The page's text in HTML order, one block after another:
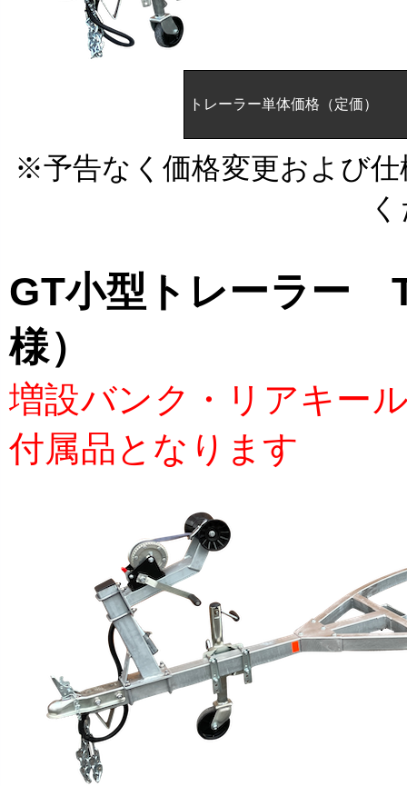
トレーラー単体価格（定価）
※予告なく価格変更および
GT小型トレーラー
様）
増設バンク・リアキー
付属品となります